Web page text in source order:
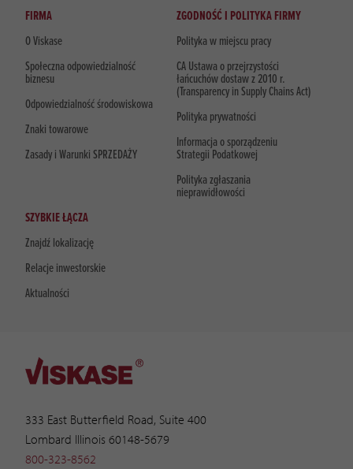
333 East Butterfield Road, Suite 400
Lombard Illinois 60148-5679
800-323-8562
FIRMA
O Viskase
Społeczna odpowiedzialność
biznesu
Odpowiedzialność środowiskowa
Znaki towarowe
Zasady i Warunki SPRZEDAŻY
ZGODNOŚĆ I POLITYKA FIRMY
Polityka w miejscu pracy
CA Ustawa o przejrzystości
łańcuchów dostaw z 2010 r.
(Transparency in Supply Chains Act)
Polityka prywatności
Informacja o sporządzeniu
Strategii Podatkowej
Polityka zgłaszania
nieprawidłowości
SZYBKIE ŁĄCZA
Znajdź lokalizację
Relacje inwestorskie
Aktualności